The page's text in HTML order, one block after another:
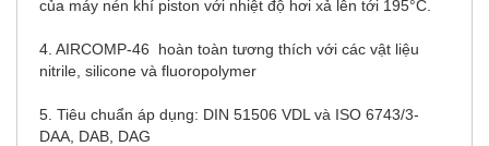
của máy nén khí piston với nhiệt độ hơi xả lên tới 195°C.
4. AIRCOMP-46 hoàn toàn tương thích với các vật liệu
nitrile, silicone và fluoropolymer
5. Tiêu chuẩn áp dụng: DIN 51506 VDL và ISO 6743/3-
DAA, DAB, DAG